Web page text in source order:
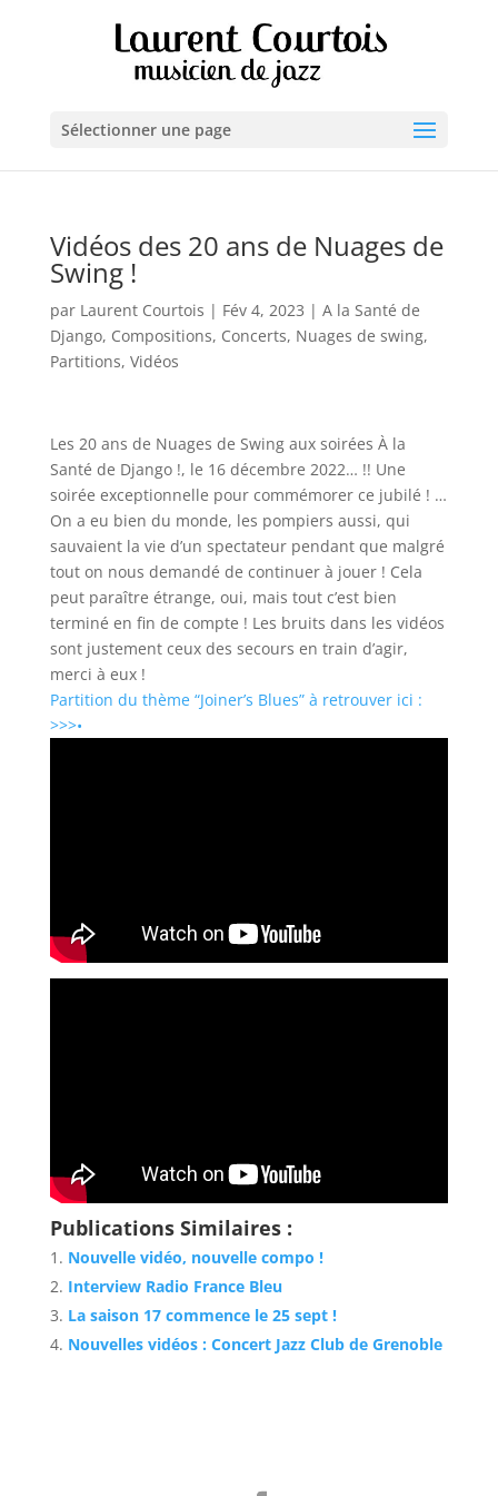
Sélectionner une page
Vidéos des 20 ans de Nuages de
Swing !
par Laurent Courtois | Fév 4, 2023 | A la Santé de
Django, Compositions, Concerts, Nuages de swing,
Partitions, Vidéos
Les 20 ans de Nuages de Swing aux soirées À la
Santé de Django !, le 16 décembre 2022… !! Une
soirée exceptionnelle pour commémorer ce jubilé ! …
On a eu bien du monde, les pompiers aussi, qui
sauvaient la vie d’un spectateur pendant que malgré
tout on nous demandé de continuer à jouer ! Cela
peut paraître étrange, oui, mais tout c’est bien
terminé en fin de compte ! Les bruits dans les vidéos
sont justement ceux des secours en train d’agir,
merci à eux !
Partition du thème “Joiner’s Blues” à retrouver ici :
>>>•
Publications Similaires :
Nouvelle vidéo, nouvelle compo !
Interview Radio France Bleu
La saison 17 commence le 25 sept !
Nouvelles vidéos : Concert Jazz Club de Grenoble